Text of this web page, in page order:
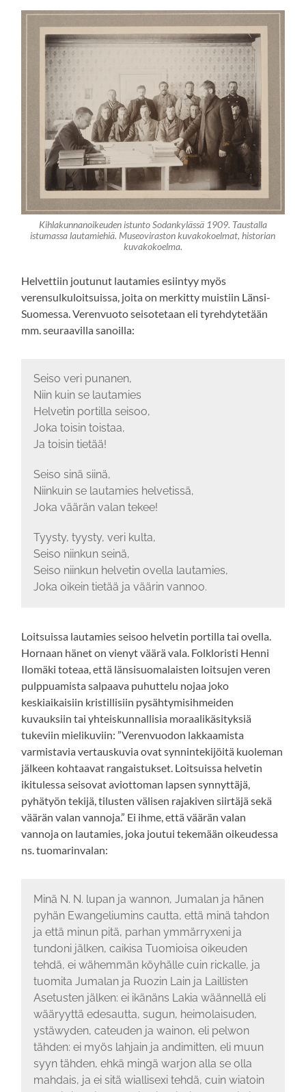
Kihlakunnanoikeuden istunto Sodankylässä 1909. Taustalla
istumassa lautamiehiä. Museoviraston kuvakokoelmat, historian
kuvakokoelma.
Helvettiin joutunut lautamies esiintyy myös
verensulkuloitsuissa, joita on merkitty muistiin Länsi-
Suomessa. Verenvuoto seisotetaan eli tyrehdytetään
mm. seuraavilla sanoilla:
Seiso veri punanen,
Niin kuin se lautamies
Helvetin portilla seisoo,
Joka toisin toistaa,
Ja toisin tietää!
Seiso sinä siinä,
Niinkuin se lautamies helvetissä,
Joka väärän valan tekee!
Tyysty, tyysty, veri kulta,
Seiso niinkun seinä,
Seiso niinkun helvetin ovella lautamies,
Joka oikein tietää ja väärin vannoo.
Loitsuissa lautamies seisoo helvetin portilla tai ovella.
Hornaan hänet on vienyt väärä vala. Folkloristi Henni
Ilomäki toteaa, että länsisuomalaisten loitsujen veren
pulppuamista salpaava puhuttelu nojaa joko
keskiaikaisiin kristillisiin pysähtymisihmeiden
kuvauksiin tai yhteiskunnallisia moraalikäsityksiä
tukeviin mielikuviin: ”Verenvuodon lakkaamista
varmistavia vertauskuvia ovat synnintekijöitä kuoleman
jälkeen kohtaavat rangaistukset. Loitsuissa helvetin
ikitulessa seisovat aviottoman lapsen synnyttäjä,
pyhätyön tekijä, tilusten välisen rajakiven siirtäjä sekä
väärän valan vannoja.” Ei ihme, että väärän valan
vannoja on lautamies, joka joutui tekemään oikeudessa
ns. tuomarinvalan:
Minä N. N. lupan ja wannon, Jumalan ja hänen
pyhän Ewangeliumins cautta, että minä tahdon
ja että minun pitä, parhan ymmärryxeni ja
tundoni jälken, caikisa Tuomioisa oikeuden
tehdä, ei wähemmän köyhälle cuin rickalle, ja
tuomita Jumalan ja Ruozin Lain ja Laillisten
Asetusten jälken: ei ikänäns Lakia wäännellä eli
wääryyttä edesautta, sugun, heimolaisuden,
ystäwyden, cateuden ja wainon, eli pelwon
tähden: ei myös lahjain ja andimitten, eli muun
syyn tähden, ehkä mingä warjon alla se olla
mahdais, ja ei sitä wiallisexi tehdä, cuin wiatoin